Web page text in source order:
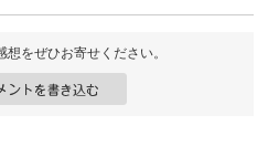
想をぜひお寄せください。